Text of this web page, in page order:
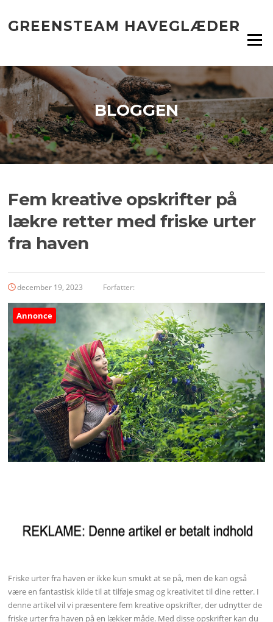
indhold
GREENSTEAM HAVEGLÆDER
Menu
BLOGGEN
Fem kreative opskrifter på
lækre retter med friske urter
fra haven
december 19, 2023 Forfatter:
Annonce
Friske urter fra haven er ikke kun smukt at se på, men de kan også
være en fantastisk kilde til at tilføje smag og kreativitet til dine retter. I
denne artikel vil vi præsentere fem kreative opskrifter, der udnytter de
friske urter fra haven på en lækker måde. Med disse opskrifter kan du